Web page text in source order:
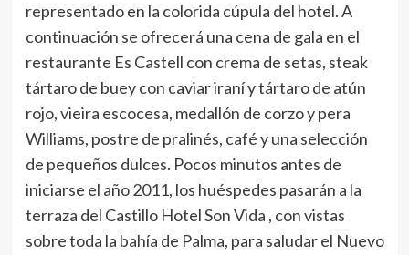
representado en la colorida cúpula del hotel. A
continuación se ofrecerá una cena de gala en el
restaurante Es Castell con crema de setas, steak
tártaro de buey con caviar iraní y tártaro de atún
rojo, vieira escocesa, medallón de corzo y pera
Williams, postre de pralinés, café y una selección
de pequeños dulces. Pocos minutos antes de
iniciarse el año 2011, los huéspedes pasarán a la
terraza del Castillo Hotel Son Vida , con vistas
sobre toda la bahía de Palma, para saludar el Nuevo